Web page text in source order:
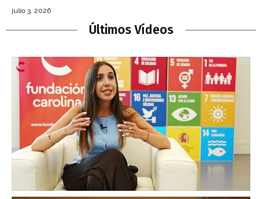
julio 3, 2026
Últimos Vídeos